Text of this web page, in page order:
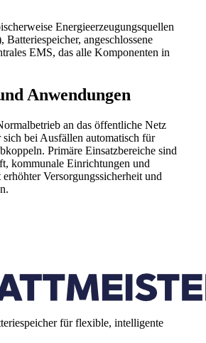
Energieerzeugungsquellen
angeschlossene
EMS, das alle Komponenten in
Anwendungen
an das öffentliche Netz
sich bei Ausfällen automatisch für
Primäre Einsatzbereiche sind
kommunale Einrichtungen und
Versorgungssicherheit und
für flexible, intelligente